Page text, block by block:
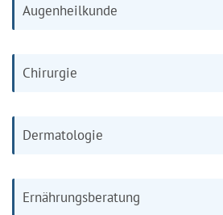
Augenheilkunde
Chirurgie
Dermatologie
Ernährungsberatung